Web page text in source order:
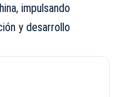
impulsando
y desarrollo